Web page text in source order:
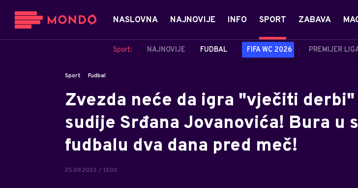
NASLOVNA NAJNOVIJE INFO SPORT
Sport: NAJNOVIJE FUDBAL FIFA WC 2026 PREMIJER
ZABAVA
Sport Fudbal
Zvezda neće da igra "vječiti derbi"
sudije Srđana Jovanovića! Bura u
fudbalu dva dana pred meč!
25.09.2023. / 13:03